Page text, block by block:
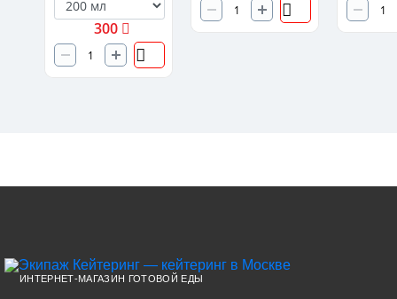
300
ИНТЕРНЕТ-МАГАЗИН ГОТОВОЙ ЕДЫ